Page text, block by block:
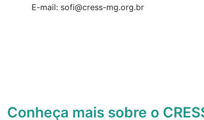
E-mail: sofi@cress-mg.org.br
Conheça mais sobre o